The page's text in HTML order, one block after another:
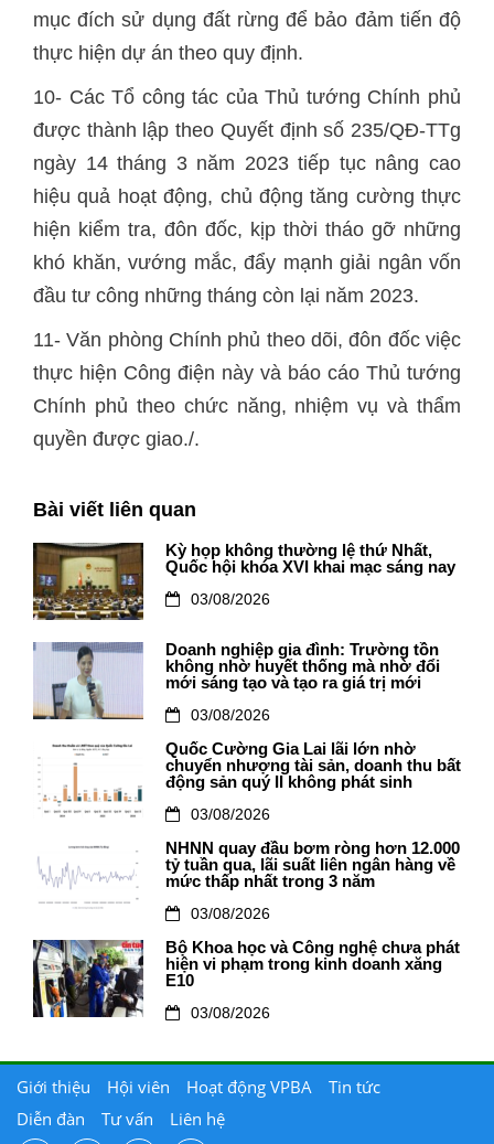
mục đích sử dụng đất rừng để bảo đảm tiến độ
thực hiện dự án theo quy định.
10- Các Tổ công tác của Thủ tướng Chính phủ
được thành lập theo Quyết định số 235/QĐ-TTg
ngày 14 tháng 3 năm 2023 tiếp tục nâng cao
hiệu quả hoạt động, chủ động tăng cường thực
hiện kiểm tra, đôn đốc, kịp thời tháo gỡ những
khó khăn, vướng mắc, đẩy mạnh giải ngân vốn
đầu tư công những tháng còn lại năm 2023.
11- Văn phòng Chính phủ theo dõi, đôn đốc việc
thực hiện Công điện này và báo cáo Thủ tướng
Chính phủ theo chức năng, nhiệm vụ và thẩm
quyền được giao./.
Bài viết liên quan
Kỳ họp không thường lệ thứ Nhất,
Quốc hội khóa XVI khai mạc sáng nay
03/08/2026
Doanh nghiệp gia đình: Trường tồn
không nhờ huyết thống mà nhờ đổi
mới sáng tạo và tạo ra giá trị mới
03/08/2026
Quốc Cường Gia Lai lãi lớn nhờ
chuyển nhượng tài sản, doanh thu bất
động sản quý II không phát sinh
03/08/2026
NHNN quay đầu bơm ròng hơn 12.000
tỷ tuần qua, lãi suất liên ngân hàng về
mức thấp nhất trong 3 năm
03/08/2026
Bộ Khoa học và Công nghệ chưa phát
hiện vi phạm trong kinh doanh xăng
E10
03/08/2026
Giới thiệu Hội viên Hoạt động VPBA
Tin tức
Diễn đàn
Tư vấn Liên hệ